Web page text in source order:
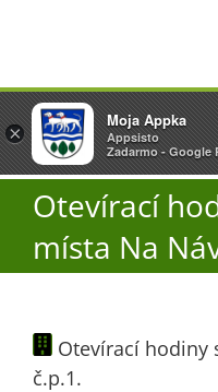
Přeskočit
na
obsah
Otevírací
místa Na
Otevírací hodiny
č.p.1.
×
Vyžlovka
AppSisto
- In Google Play
×
Moja Appka
Appsisto
Zadarmo - Google